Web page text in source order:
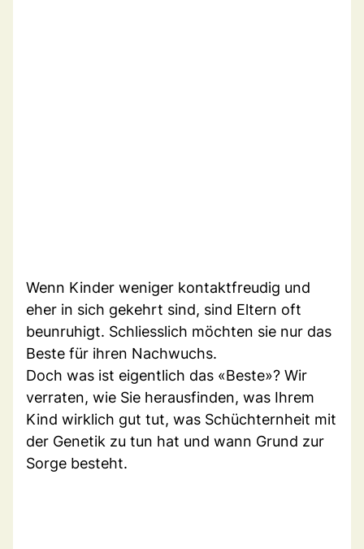
Wenn Kinder weniger kontaktfreudig und
eher in sich gekehrt sind, sind Eltern oft
beunruhigt. Schliesslich möchten sie nur das
Beste für ihren Nachwuchs.
Doch was ist eigentlich das «Beste»? Wir
verraten, wie Sie herausfinden, was Ihrem
Kind wirklich gut tut, was Schüchternheit mit
der Genetik zu tun hat und wann Grund zur
Sorge besteht.